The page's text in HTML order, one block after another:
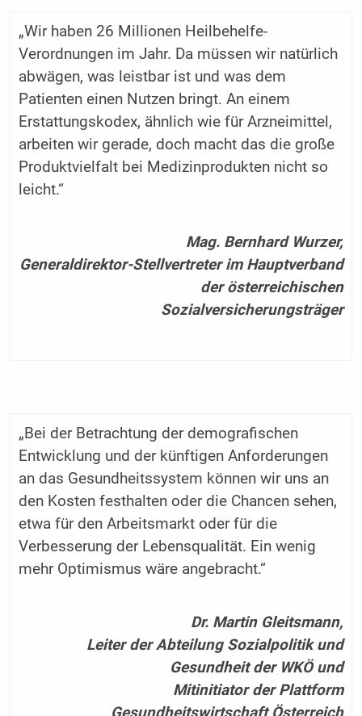
„Wir haben 26 Millionen Heilbehelfe-
Verordnungen im Jahr. Da müssen wir natürlich
abwägen, was leistbar ist und was dem
Patienten einen Nutzen bringt. An einem
Erstattungskodex, ähnlich wie für Arzneimittel,
arbeiten wir gerade, doch macht das die große
Produktvielfalt bei Medizinprodukten nicht so
leicht.“
Mag. Bernhard Wurzer,
Generaldirektor-Stellvertreter im Hauptverband
der österreichischen
Sozialversicherungsträger
„Bei der Betrachtung der demografischen
Entwicklung und der künftigen Anforderungen
an das Gesundheitssystem können wir uns an
den Kosten festhalten oder die Chancen sehen,
etwa für den Arbeitsmarkt oder für die
Verbesserung der Lebensqualität. Ein wenig
mehr Optimismus wäre angebracht.“
Dr. Martin Gleitsmann,
Leiter der Abteilung Sozialpolitik und
Gesundheit der WKÖ und
Mitinitiator der Plattform